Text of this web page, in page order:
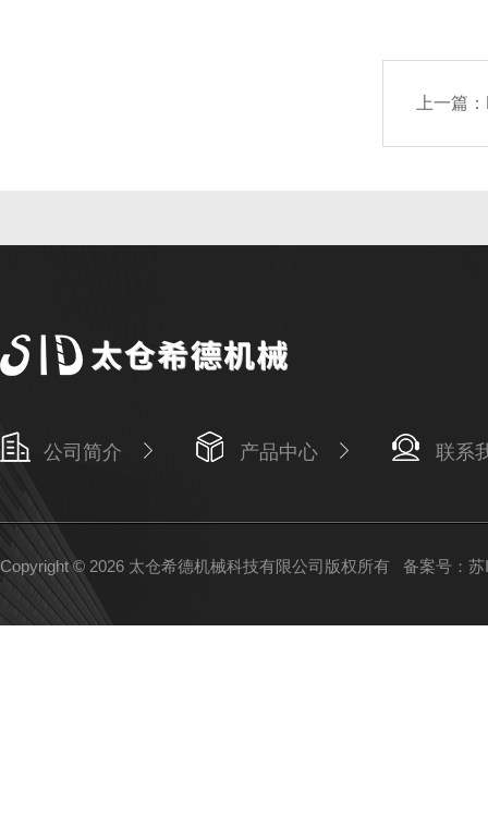
上一篇：
公司简介 产品中心 联系
Copyright © 2026 太仓希德机械科技有限公司版权所有 备案号：